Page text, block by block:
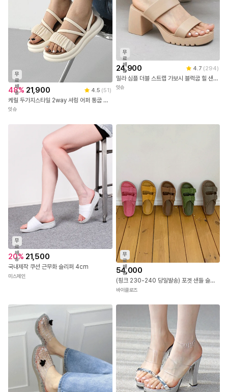
무
료
배
송
48% 21,900 4.5 (51)
케릴 두가지스타일 2way 셔링 어퍼 통굽 슬리퍼 & 스트랩 샌들(4.0cm)
잇슈
무
료
배
송
24,900 4.7 (294)
밀라 심플 더블 스트랩 가보시 블럭굽 힐 샌들(8.0cm)
잇슈
무
료
배
송
20% 21,500
국내제작 쿠션 근무화 슬리퍼 4cm
미스제인
무
료
배
송
54,000
(핑크 230-240 당일발송) 포겟 샌들 슬리퍼
바이클로즈